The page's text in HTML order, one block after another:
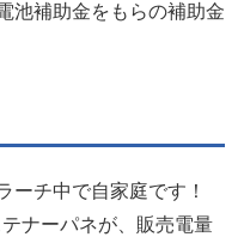
池補助金をもらの補助金
ーチ中で自家庭です！
ナーパネが、販売電量